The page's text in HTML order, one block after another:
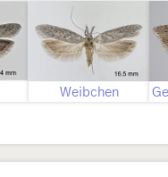
Weibchen